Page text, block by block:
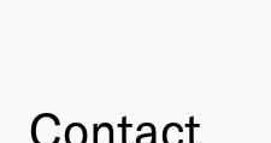
Contact